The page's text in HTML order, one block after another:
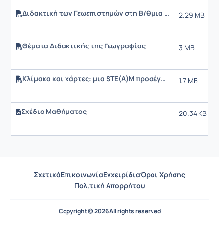
Διδακτική των Γεωεπιστημών στη Β/θμια Εκπαίδευση Σχέδιο μαθήματος 2.29 MB
Θέματα Διδακτικής της Γεωγραφίας 3 MB
Κλίμακα και χάρτες: μια STE(Α)M προσέγγιση 1.7 MB
Σχέδιο Μαθήματος 20.34 KB
ΣχετικάΕπικοινωνίαΕγχειρίδιαΌροι Χρήσης
Πολιτική Απορρήτου
Copyright © 2026 All rights reserved